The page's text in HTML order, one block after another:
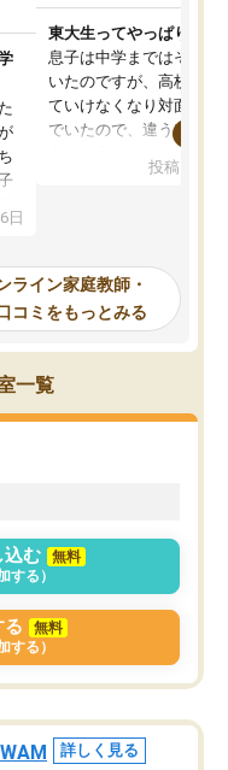
日
東大生ってやっぱりすご
息子は中学まではそこそ
いたのですが、高校に入
ていけなくなり対面の塾
でいたので、違うアプロ
で、当初は模試でD判定
自習室が毎日使えていつ
るのが心強かったよう
謝です。
投稿日：
ライン家庭教師・
コミをもっとみる
一覧
込む
無料
する）
る
無料
する）
詳しく見る